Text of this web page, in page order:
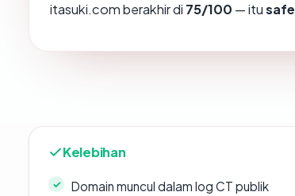
itasuki.com berakhir di 75/100 — itusafe
Kelebihan
Domain muncul dalam log CT publik